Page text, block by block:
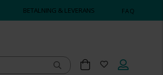
BETALNING & LEVERANS FAQ